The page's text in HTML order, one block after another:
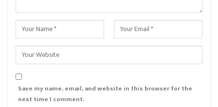
Save my name, email, and website in this browser for the
next time I comment.